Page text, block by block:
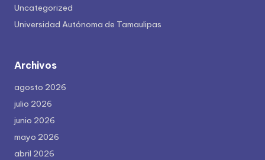
Uncategorized
Universidad Autónoma de Tamaulipas
Archivos
agosto 2026
julio 2026
junio 2026
mayo 2026
abril 2026